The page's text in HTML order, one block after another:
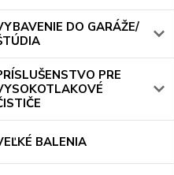
DO GARÁŽE/
PRE
BALENIA